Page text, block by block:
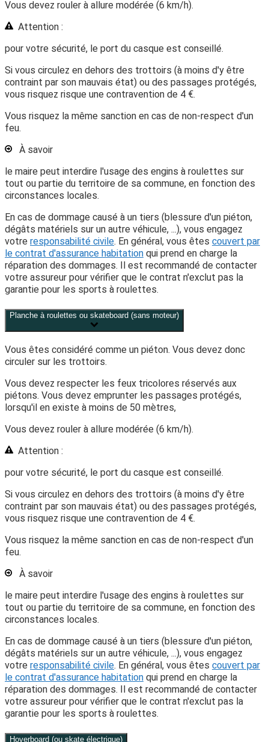
Vous devez rouler à allure modérée (6 km/h).
Attention :
pour votre sécurité, le port du casque est conseillé.
Si vous circulez en dehors des trottoirs (à moins d'y être
contraint par son mauvais état) ou des passages protégés,
vous risquez risque une contravention de 4 €.
Vous risquez la même sanction en cas de non-respect d'un
feu.
À savoir
le maire peut interdire l'usage des engins à roulettes sur
tout ou partie du territoire de sa commune, en fonction des
circonstances locales.
En cas de dommage causé à un tiers (blessure d'un piéton,
dégâts matériels sur un autre véhicule, ...), vous engagez
votreresponsabilité civile. En général, vous êtes couvert par
le contrat d'assurance habitationqui prend en charge la
réparation des dommages. Il est recommandé de contacter
votre assureur pour vérifier que le contrat n'exclut pas la
garantie pour les sports à roulettes.
Planche à roulettes ou skateboard (sans moteur)
Vous êtes considéré comme un piéton. Vous devez donc
circuler sur les trottoirs.
Vous devez respecter les feux tricolores réservés aux
piétons. Vous devez emprunter les passages protégés,
lorsqu'il en existe à moins de 50 mètres,
Vous devez rouler à allure modérée (6 km/h).
Attention :
pour votre sécurité, le port du casque est conseillé.
Si vous circulez en dehors des trottoirs (à moins d'y être
contraint par son mauvais état) ou des passages protégés,
vous risquez risque une contravention de 4 €.
Vous risquez la même sanction en cas de non-respect d'un
feu.
À savoir
le maire peut interdire l'usage des engins à roulettes sur
tout ou partie du territoire de sa commune, en fonction des
circonstances locales.
En cas de dommage causé à un tiers (blessure d'un piéton,
dégâts matériels sur un autre véhicule, ...), vous engagez
votreresponsabilité civile. En général, vous êtes couvert par
le contrat d'assurance habitationqui prend en charge la
réparation des dommages. Il est recommandé de contacter
votre assureur pour vérifier que le contrat n'exclut pas la
garantie pour les sports à roulettes.
Hoverboard (ou skate électrique)